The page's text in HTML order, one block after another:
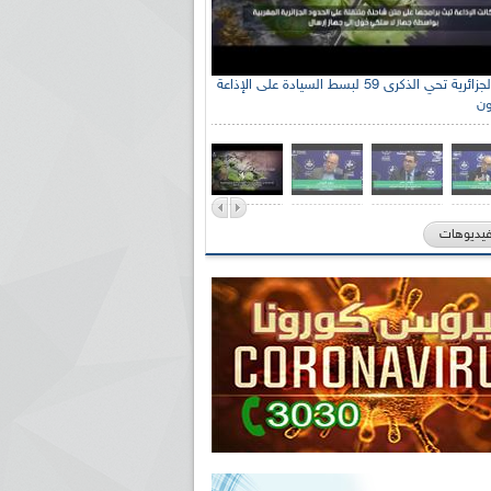
الإذاعة الجزائرية تحي الذكرى 59 لبسط السيادة على الإذاعة